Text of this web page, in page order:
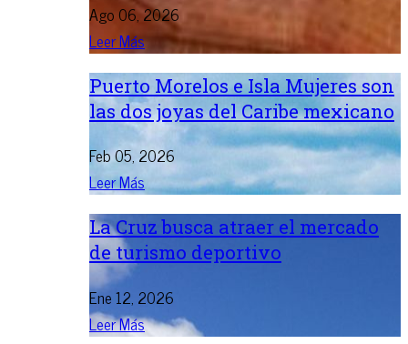
Ago 06, 2026
Leer Más
Puerto Morelos e Isla Mujeres son
las dos joyas del Caribe mexicano
Feb 05, 2026
Leer Más
La Cruz busca atraer el mercado
de turismo deportivo
Ene 12, 2026
Leer Más